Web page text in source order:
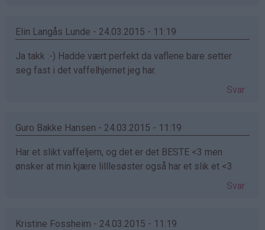
Elin Langås Lunde - 24.03.2015 - 11:19
Ja takk :-) Hadde vært perfekt da vaflene bare setter
seg fast i det vaffelhjernet jeg har.
Svar
Guro Bakke Hansen - 24.03.2015 - 11:19
Har et slikt vaffeljern, og det er det BESTE <3 men
ønsker at min kjære lilllesøster også har et slik et <3
Svar
Kristine Fossheim - 24.03.2015 - 11:19